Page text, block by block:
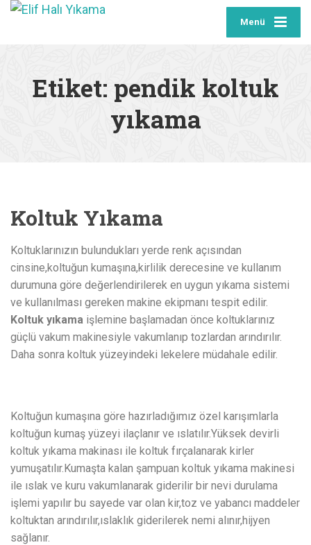
Menü
Etiket: pendik koltuk
yıkama
Koltuk Yıkama
Koltuklarınızın bulundukları yerde renk açısından
cinsine,koltuğun kumaşına,kirlilik derecesine ve kullanım
durumuna göre değerlendirilerek en uygun yıkama sistemi
ve kullanılması gereken makine ekipmanı tespit edilir.
Koltuk yıkama işlemine başlamadan önce koltuklarınız
güçlü vakum makinesiyle vakumlanıp tozlardan arındırılır.
Daha sonra koltuk yüzeyindeki lekelere müdahale edilir.
Koltuğun kumaşına göre hazırladığımız özel karışımlarla
koltuğun kumaş yüzeyi ilaçlanır ve ıslatılır.Yüksek devirli
koltuk yıkama makinası ile koltuk fırçalanarak kirler
yumuşatılır.Kumaşta kalan şampuan koltuk yıkama makinesi
ile ıslak ve kuru vakumlanarak giderilir bir nevi durulama
işlemi yapılır bu sayede var olan kir,toz ve yabancı maddeler
koltuktan arındırılır,ıslaklık giderilerek nemi alınır,hijyen
sağlanır.